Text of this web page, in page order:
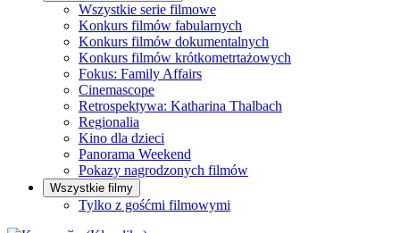
Wszystkie serie filmowe
Konkurs filmów fabularnych
Konkurs filmów dokumentalnych
Konkurs filmów krótkometrtażowych
Fokus: Family Affairs
Cinemascope
Retrospektywa: Katharina Thalbach
Regionalia
Kino dla dzieci
Panorama Weekend
Pokazy nagrodzonych filmów
Wszystkie filmy
Tylko z gośćmi filmowymi